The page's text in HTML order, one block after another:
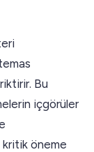
Bu
içgörüler
kritik öneme